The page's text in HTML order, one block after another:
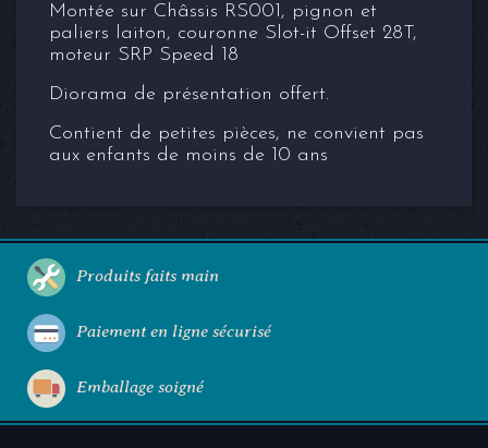
Montée sur Châssis RS001, pignon et
paliers laiton, couronne Slot-it Offset 28T,
moteur SRP Speed 18
Diorama de présentation offert.
Contient de petites pièces, ne convient pas
aux enfants de moins de 10 ans
Produits faits main
Paiement en ligne sécurisé
Emballage soigné